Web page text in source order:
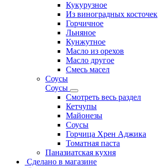
Кукурузное
Из виноградных косточек
Горчичное
Льняное
Кунжутное
Масло из орехов
Масло другое
Смесь масел
Соусы
Соусы
Смотреть весь раздел
Кетчупы
Майонезы
Соусы
Горчица Хрен Аджика
Томатная паста
Паназиатская кухня
Сделано в магазине